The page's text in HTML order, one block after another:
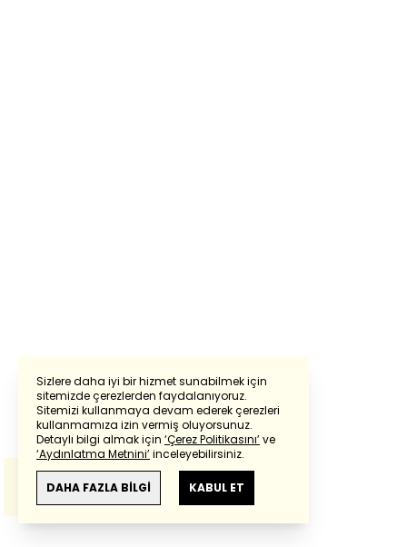
Sizlere daha iyi bir hizmet sunabilmek için
sitemizde çerezlerden faydalanıyoruz.
Sitemizi kullanmaya devam ederek çerezleri
kullanmamıza izin vermiş oluyorsunuz.
Detaylı bilgi almak için ‘Çerez Politikasını’ve
‘Aydınlatma Metnini’inceleyebilirsiniz.
DAHA FAZLA BİLGİ KABUL ET
Powered by Translate
Bu çevirideGoogle Transletekullanılmıştır.
Anlam ve çeviri hatalarından
haberturk.com
sorumlu değildir.